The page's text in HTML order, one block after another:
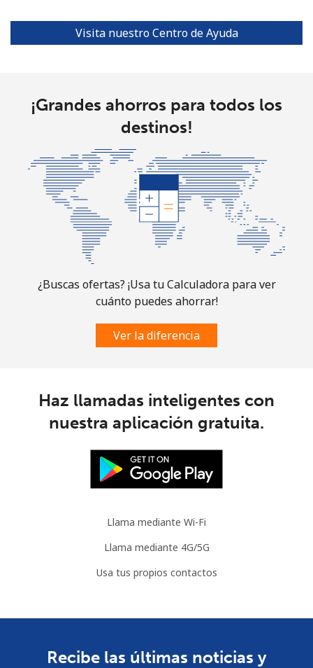
Celular ⁦34.5¢⁩ 28 min por ⁦$10⁩ ⁦17¢⁩
Línea fija 31 min por ⁦$10⁩
29 min por ⁦$10⁩
Tuvalu
⁦214.9¢⁩ 4 min por ⁦$10⁩
Visita nuestro Centro de Ayuda
¡Grandes ahorros para todos los
destinos!
¿Buscas ofertas? ¡Usa tu Calculadora para ver
cuánto puedes ahorrar!
Ver la diferencia
Haz llamadas inteligentes con
nuestra aplicación gratuita.
Llama mediante Wi-Fi
Llama mediante 4G/5G
Usa tus propios contactos
Recibe las últimas noticias y